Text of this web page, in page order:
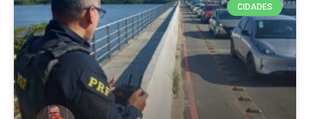
CIDADES